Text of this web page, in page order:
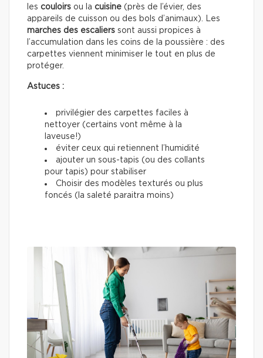
les couloirs ou la cuisine (près de l’évier, des
appareils de cuisson ou des bols d’animaux). Les
marches des escaliers sont aussi propices à
l’accumulation dans les coins de la poussière : des
carpettes viennent minimiser le tout en plus de
protéger.
Astuces :
privilégier des carpettes faciles à
nettoyer (certains vont même à la
laveuse!)
éviter ceux qui retiennent l’humidité
ajouter un sous-tapis (ou des collants
pour tapis) pour stabiliser
Choisir des modèles texturés ou plus
foncés (la saleté paraitra moins)